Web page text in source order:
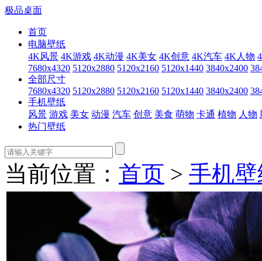
极品桌面
首页
电脑壁纸
4K风景 4K游戏 4K动漫 4K美女 4K创意 4K汽车 4K人物
7680x4320 5120x2880 5120x2160 5120x1440 3840x2400
全部尺寸
7680x4320 5120x2880 5120x2160 5120x1440 3840x2400
手机壁纸
风景 游戏 美女 动漫 汽车 创意 美食 萌物 卡通 植物 人物
热门壁纸
当前位置： 首页 > 手机